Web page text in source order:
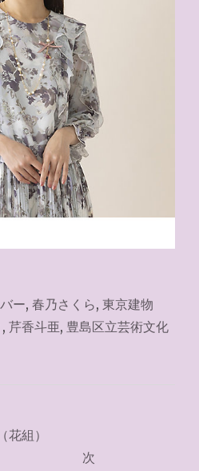
ー, 春乃さくら, 東京建物
, 芹香斗亜, 豊島区立芸術文化
花組）
次